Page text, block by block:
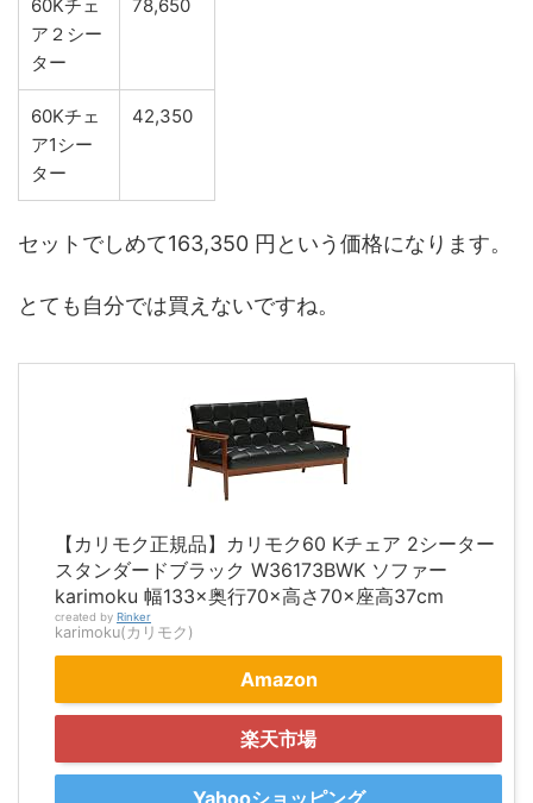
60Kチェ
ア２シー
ター
78,650
60Kチェ
ア1シー
ター
42,350
セットでしめて163,350 円という価格になります。
とても自分では買えないですね。
【カリモク正規品】カリモク60 Kチェア 2シーター
スタンダードブラック W36173BWK ソファー
karimoku 幅133×奥行70×高さ70×座高37cm
created by Rinker
karimoku(カリモク)
Amazon
楽天市場